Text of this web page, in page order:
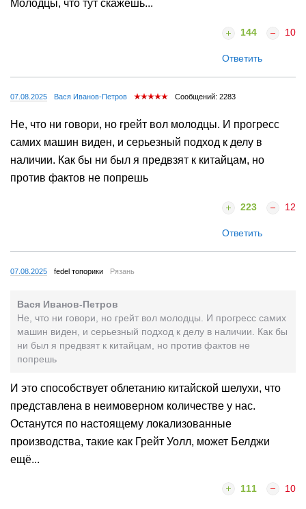
Молодцы, что тут скажешь...
144 10
Ответить
07.08.2025 Вася Иванов-Петров Сообщений: 2283
Не, что ни говори, но грейт вол молодцы. И прогресс
самих машин виден, и серьезный подход к делу в
наличии. Как бы ни был я предвзят к китайцам, но
против фактов не попрешь
223 12
Ответить
07.08.2025 fedel топорики Рязань
Вася Иванов-Петров
Не, что ни говори, но грейт вол молодцы. И прогресс самих
машин виден, и серьезный подход к делу в наличии. Как бы
ни был я предвзят к китайцам, но против фактов не
попрешь
И это способствует облетанию китайской шелухи, что
представлена в неимоверном количестве у нас.
Останутся по настоящему локализованные
производства, такие как Грейт Уолл, может Белджи
ещё...
111 10